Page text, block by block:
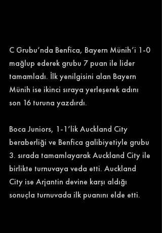
C Grubu’nda Benfica, Bayern Münih’i 1-0
mağlup ederek grubu 7 puan ile lider
tamamladı. İlk yenilgisini alan Bayern
Münih ise ikinci sıraya yerleşerek adını
son 16 turuna yazdırdı.
Boca Juniors, 1-1’lik Auckland City
beraberliği ve Benfica galibiyetiyle grubu
3. sırada tamamlayarak Auckland City ile
birlikte turnuvaya veda etti. Auckland
City ise Arjantin devine karşı aldığı
sonuçla turnuvada ilk puanını elde etti.